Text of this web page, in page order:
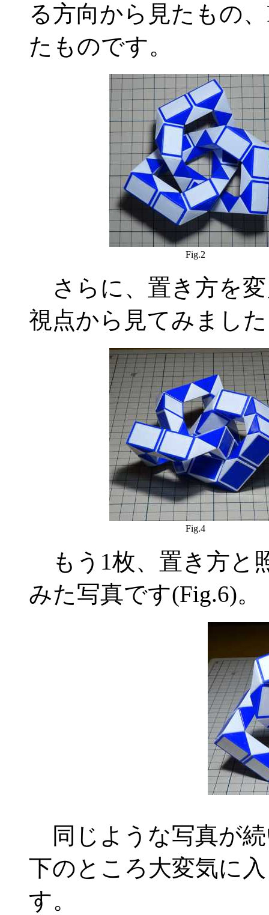
る方向から見たもの
たものです。
Fig.2
さらに、置き方を
視点から見てみまし
Fig.4
もう1枚、置き方と
みた写真です(Fig.6)。
同じような写真が
下のところ大変気に
す。